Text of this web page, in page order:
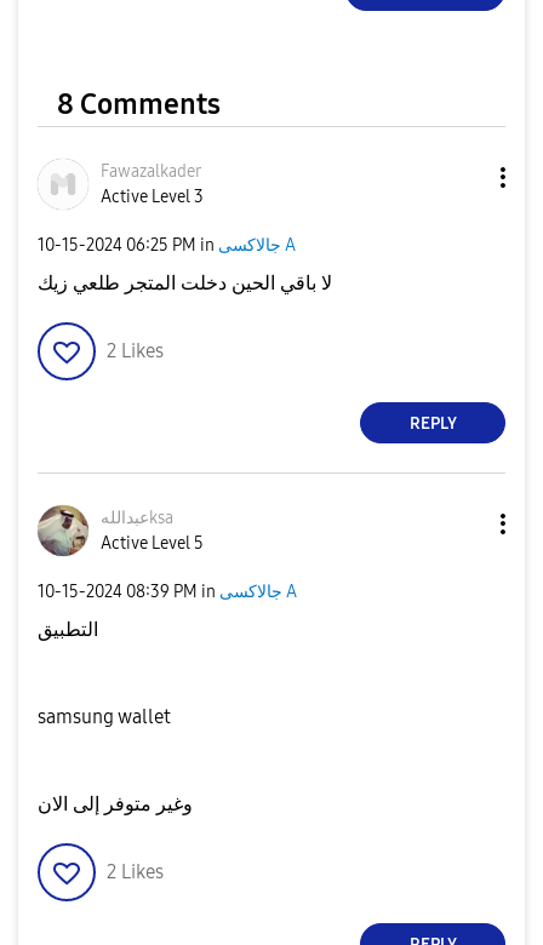
8 Comments
Fawazalkader
Active Level 3
‎10-15-2024 06:25 PM in جالاكسى A
لا باقي الحين دخلت المتجر طلعي زيك
2 Likes
REPLY
عبداللهksa
Active Level 5
‎10-15-2024 08:39 PM in جالاكسى A
التطبيق
samsung wallet
وغير متوفر إلى الان
2 Likes